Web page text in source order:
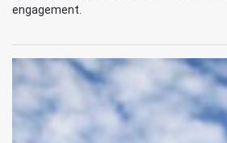
engagement.